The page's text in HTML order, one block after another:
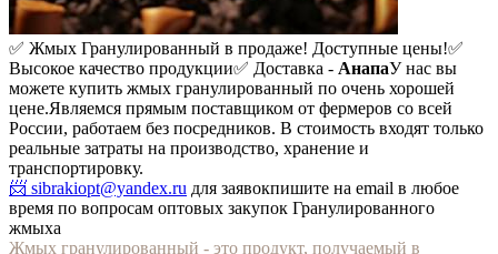
✅ Жмых Гранулированный в продаже! Доступные цены!✅
Высокое качество продукции✅ Доставка - АнапаУ нас вы
можете купить жмых гранулированный по очень хорошей
цене.Являемся прямым поставщиком от фермеров со всей
России, работаем без посредников. В стоимость входят только
реальные затраты на производство, хранение и
транспортировку.
📨 sibrakiopt@yandex.ru для заявокпишите на email в любое
время по вопросам оптовых закупок Гранулированного
жмыха
Жмых гранулированный - это продукт, получаемый в